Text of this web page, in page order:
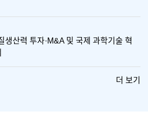
생산력 투자·M&A 및 국제 과학기술 혁
더 보기